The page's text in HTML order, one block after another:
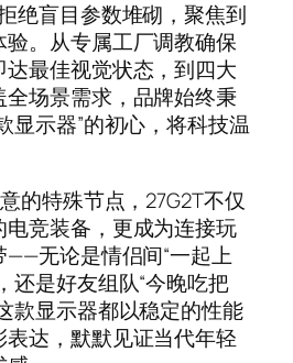
绝盲目参数堆砌，聚焦到
。从专属工厂调教确保
最佳视觉状态，到四大
场景需求，品牌始终秉
显示器”的初心，将科技温
的特殊节点，27G2T不仅
竞装备，更成为连接玩
——无论是情侣间“一起上
还是好友组队“今晚吃把
款显示器都以稳定的性能
达，默默见证当代年轻